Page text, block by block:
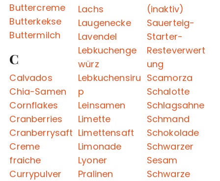
Buttercreme
Butterkekse
Buttermilch
C
Calvados
Chia-Samen
Cornflakes
Cranberries
Cranberrysaft
Creme
fraiche
Currypulver
Lachs
Laugenecke
Lavendel
Lebkuchenge
würz
Lebkuchensiru
p
Leinsamen
Limette
Limettensaft
Limonade
Lyoner
Pralinen
(inaktiv)
Sauerteig-
Starter-
Resteverwert
ung
Scamorza
Schalotte
Schlagsahne
Schmand
Schokolade
Schwarzer
Sesam
Schwarze